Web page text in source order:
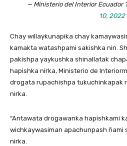
— Ministerio del Interior Ecuador
10, 2022
Chay willaykunapika chay
kamakta watashpami sakishka nin.
pakishpa yaykushka shinallatak
hapishka nirka, Ministerio de
drogata rupachishpa tukuchinkapak
nirka.
“Antawata drogawanka hapishkami
wichkaywasiman apachunpash ñami
nirka.